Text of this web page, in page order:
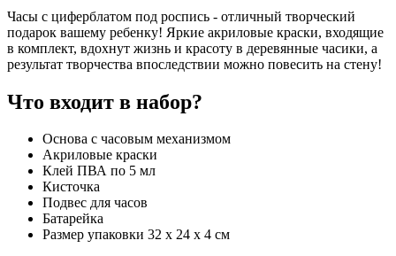
Часы с циферблатом под роспись - отличный творческий
подарок вашему ребенку! Яркие акриловые краски, входящие
в комплект, вдохнут жизнь и красоту в деревянные часики, а
результат творчества впоследствии можно повесить на стену!
Что входит в набор?
Основа с часовым механизмом
Акриловые краски
Клей ПВА по 5 мл
Кисточка
Подвес для часов
Батарейка
Размер упаковки 32 х 24 х 4 см